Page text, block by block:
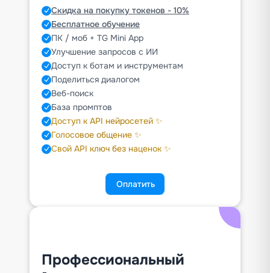
Скидка на покупку токенов - 10%
Бесплатное обучение
ПК / моб + TG Mini App
Улучшение запросов с ИИ
Доступ к ботам и инструментам
Поделиться диалогом
Веб-поиск
База промптов
Доступ к API нейросетей ✨
Голосовое общение ✨
Свой API ключ без наценок ✨
Оплатить
Профессиональный